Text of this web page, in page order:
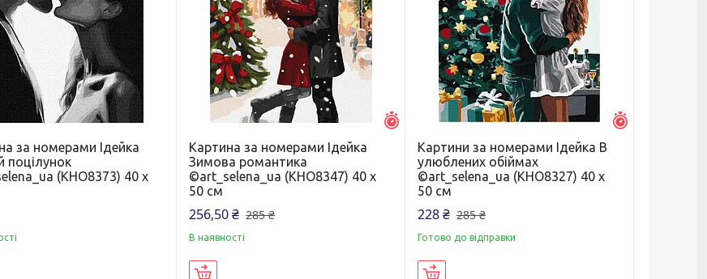
за номерами Ідейка
поцілунок
(KHO8373) 40 х
Залишилось 7 днів
Картина за номерами Ідейка
Зимова романтика
©art_selena_ua (KHO8347) 40 х
50 см
256,50 ₴ 285 ₴
В наявності
Картини за номерами Ідейка В
улюблених обіймах
©art_selena_ua (KHO8327) 40 х
50 см
228 ₴ 285 ₴
Готово до відправки